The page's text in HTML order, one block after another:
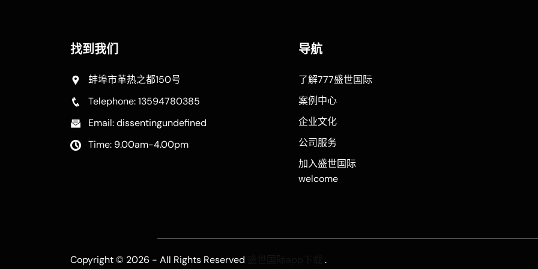
找到我们
蚌埠市革热之都150号
Telephone: 13594780385
Email: dissentingundefined
Time: 9.00am-4.00pm
导航
了解777盛世国际
案例中心
企业文化
公司服务
加入盛世国际
welcome
Copyright © 2026 - All Rights Reserved .